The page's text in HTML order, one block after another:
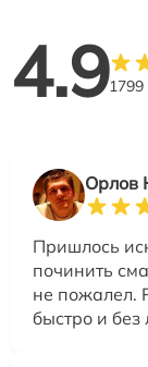
4.91799
Орлов
Пришлось
починить
не пожалел.
быстро и